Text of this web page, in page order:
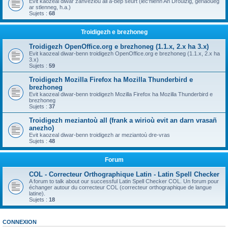
ar stlenneg, h.a.)
Sujets : 68
Troidigezh e brezhoneg
Troidigezh OpenOffice.org e brezhoneg (1.1.x, 2.x ha 3.x)
Evit kaozeal diwar-benn troidigezh OpenOffice.org e brezhoneg (1.1.x, 2.x ha
3.x)
Sujets : 59
Troidigezh Mozilla Firefox ha Mozilla Thunderbird e
brezhoneg
Evit kaozeal diwar-benn troidigezh Mozilla Firefox ha Mozilla Thunderbird e
brezhoneg
Sujets : 37
Troidigezh meziantoù all (frank a wirioù evit an darn vrasañ
anezho)
Evit kaozeal diwar-benn troidigezh ar meziantoù dre-vras
Sujets : 48
Forum
COL - Correcteur Orthographique Latin - Latin Spell Checker
A forum to talk about our successful Latin Spell Checker COL. Un forum pour
échanger autour du correcteur COL (correcteur orthographique de langue
latine).
Sujets : 18
CONNEXION